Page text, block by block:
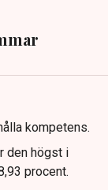
kompetens.
den högst i
procent.